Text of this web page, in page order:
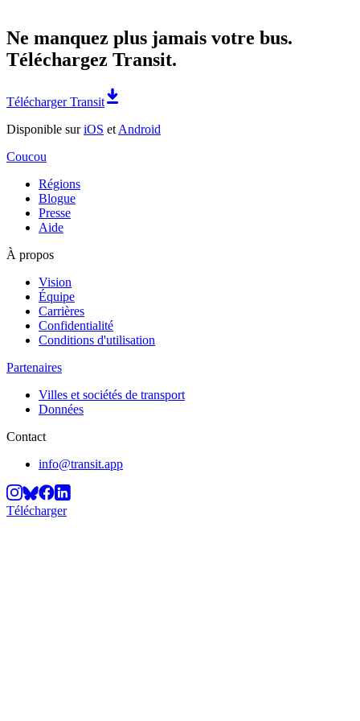
Ne manquez plus jamais votre bus.
Téléchargez Transit.
Télécharger Transit
Disponible suriOS et Android
Coucou
Régions
Blogue
Presse
Aide
À propos
Vision
Équipe
Carrières
Confidentialité
Conditions d'utilisation
Partenaires
Villes et sociétés de transport
Données
Contact
info@transit.app
Télécharger